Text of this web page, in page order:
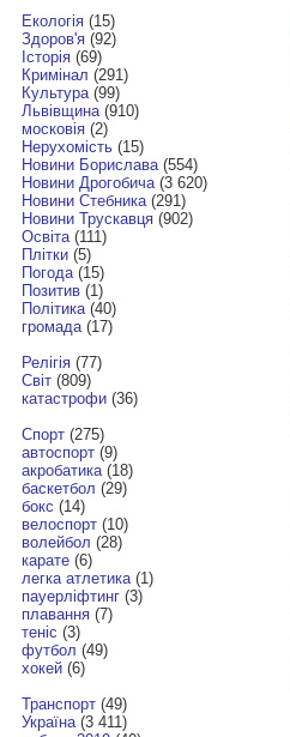
Екологія(15)
Здоров'я(92)
Історія(69)
Кримінал (291)
Культура(99)
Львівщина(910)
московія(2)
Нерухомість(15)
Новини Борислава(554)
Новини Дрогобича(3 620)
Новини Стебника(291)
Новини Трускавця(902)
Освіта(111)
Плітки(5)
Погода(15)
Позитив(1)
Політика(40)
громада(17)
Релігія(77)
Світ(809)
катастрофи(36)
Спорт(275)
автоспорт(9)
акробатика(18)
баскетбол (29)
бокс (14)
велоспорт(10)
волейбол (28)
карате(6)
легка атлетика(1)
пауерліфтинг(3)
плавання(7)
теніс (3)
футбол (49)
хокей(6)
Транспорт(49)
Україна(3 411)